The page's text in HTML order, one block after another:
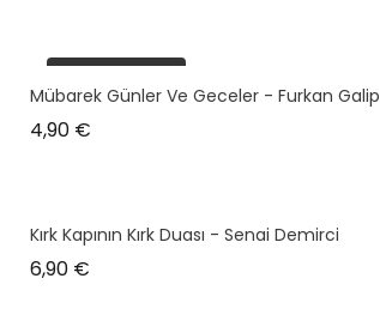
plus en stock
Mübarek Günler Ve Geceler - Furkan Galip
4,90 €
Kırk Kapının Kırk Duası - Senai Demirci
6,90 €